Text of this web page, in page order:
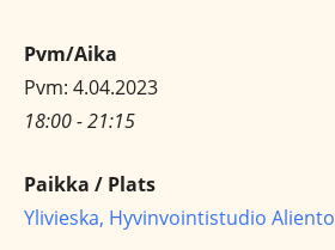
Pvm/Aika
Pvm: 4.04.2023
18:00 - 21:15
Paikka / Plats
Ylivieska, Hyvinvointistudio Aliento